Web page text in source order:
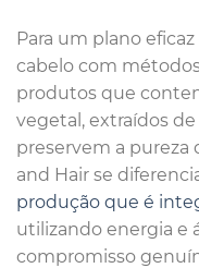
Para um plano
cabelo com
produtos que
vegetal, extraídos
preservem a pureza
and Hair se
produção que é
utilizando energia e
compromisso